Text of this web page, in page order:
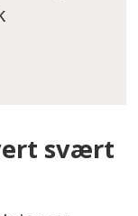
(AFT).
for
ein er i
i tiltaket
vore
svært